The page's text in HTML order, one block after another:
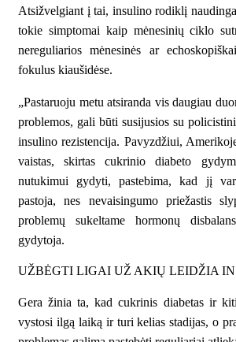
Atsižvelgiant į tai, insulino rodiklį
tokie simptomai kaip mėnesinių ciklo
nereguliarios mėnesinės ar
fokulus kiaušidėse.
„Pastaruoju metu atsiranda vis daugiau
problemos, gali būti susijusios su
insulino rezistencija. Pavyzdžiui,
vaistas, skirtas cukrinio diabeto
nutukimui gydyti, pastebima, kad jį
pastoja, nes nevaisingumo priežastis
problemų sukeltame hormonų
gydytoja.
UŽBĖGTI LIGAI UŽ AKIŲ LEIDŽIA
Gera žinia ta, kad cukrinis diabetas ir
vystosi ilgą laiką ir turi kelias stadijas, o